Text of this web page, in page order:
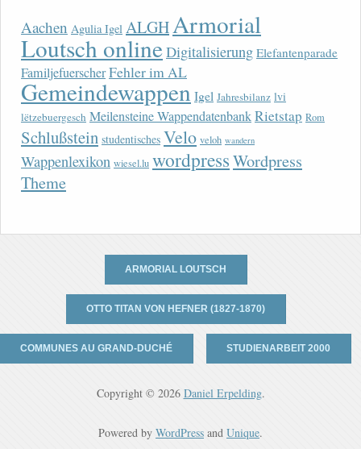
Aachen Agulia Igel ALGHArmorial
Loutsch onlineDigitalisierung Elefantenparade
FamiljefuerscherFehler im AL
Gemeindewappen Igel Jahresbilanz lvi
lëtzebuergesch Meilensteine WappendatenbankRietstap Rom
Schlußstein studentisches Velo veloh wandern
Wappenlexikon wiesel.lu wordpressWordpress
Theme
ARMORIAL LOUTSCH
OTTO TITAN VON HEFNER (1827-1870)
COMMUNES AU GRAND-DUCHÉ STUDIENARBEIT 2000
Copyright © 2026 Daniel Erpelding.
Powered by WordPress and Unique.